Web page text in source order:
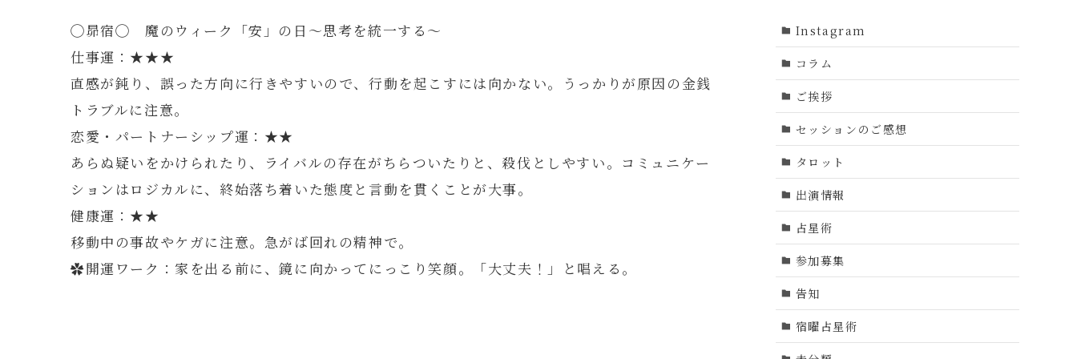
◯昴宿◯ 魔のウィーク「安」の日～思考を統一する～
仕事運：★★★
直感が鈍り、誤った方向に行きやすいので、行動を起こすには向かない。うっかりが原因の金銭
トラブルに注意。
恋愛・パートナーシップ運：★★
あらぬ疑いをかけられたり、ライバルの存在がちらついたりと、殺伐としやすい。コミュニケー
ションはロジカルに、終始落ち着いた態度と言動を貫くことが大事。
健康運：★★
移動中の事故やケガに注意。急がば回れの精神で。
✿開運ワーク：家を出る前に、鏡に向かってにっこり笑顔。「大丈夫！」と唱える。
Instagram
コラム
ご挨拶
セッションのご感想
タロット
出演情報
占星術
参加募集
告知
宿曜占星術